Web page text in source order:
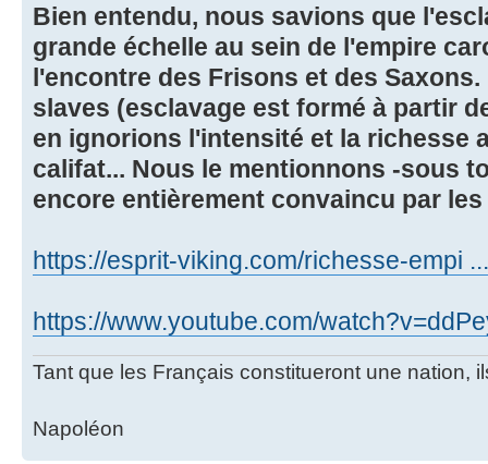
Bien entendu, nous savions que
grande échelle au sein de l'empire
l'encontre des Frisons et des
slaves (esclavage est formé à partir
en ignorions l'intensité et la richesse
califat... Nous le mentionnons -sous
encore entièrement convaincu par
https://esprit-viking.com/richesse-empi
https://www.youtube.com/
Tant que les Français constitueront une nation,
Napoléon